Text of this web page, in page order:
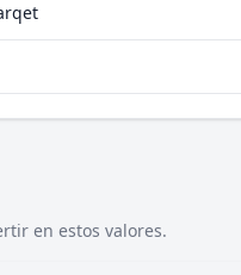
en estos valores.